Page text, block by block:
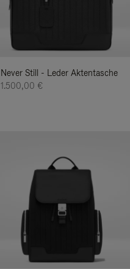
Never Still - Leder Aktentasche
1.500,00 €